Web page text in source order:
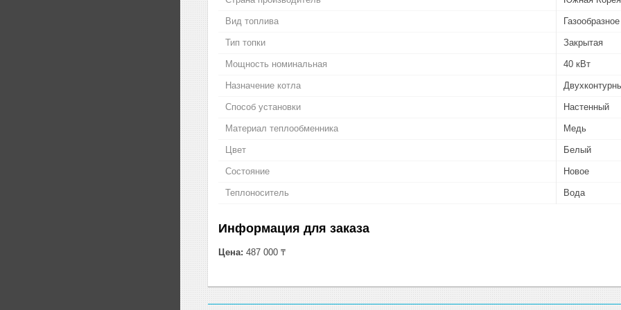
Вид топлива Газообразное
Тип топки Закрытая
Мощность номинальная 40 кВт
Назначение котла
Способ установки Настенный
Материал теплообменника Медь
Цвет Белый
Состояние Новое
Теплоноситель Вода
Информация для заказа
Цена: 487 000 ₸